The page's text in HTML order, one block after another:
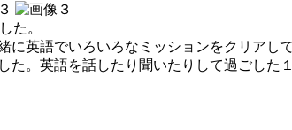
た。
英語でいろいろなミッションをクリアし
。英語を話したり聞いたりして過ごした